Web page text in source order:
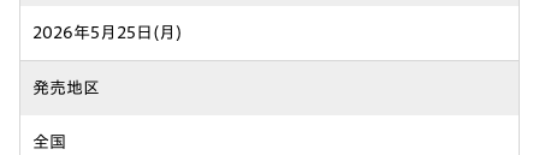
2026年5月25日(月)
発売地区
全国